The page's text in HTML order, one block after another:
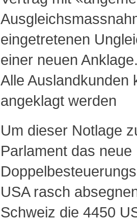
eingetretenen
einer neuen
Alle Auslandkunden
angeklagt werden
Um dieser Notlage
Parlament das neue
USA rasch
Schweiz die 4450